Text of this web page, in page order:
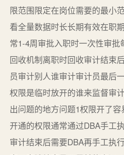
限范围限定在岗位需要的最小
看全量数据时长长期有效在职
常1-4周审批入职时一次性审
回收机制离职时回收审计结束
员审计别人谁审计审计员最后
权限是临时放开的谁来监督审
出问题的地方问题1权限开了
开通的权限通常通过DBA手工
审计结束后需要DBA再手工执